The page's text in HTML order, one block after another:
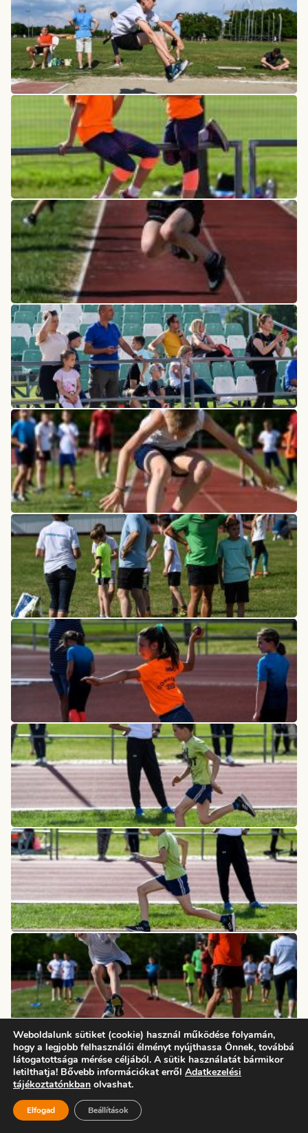
Weboldalunk sütiket (cookie) használ működése folyamán,
hogy a legjobb felhasználói élményt nyújthassa Önnek, továbbá
látogatottsága mérése céljából. A sütik használatát bármikor
letilthatja! Bővebb információkat erről Adatkezelési
tájékoztatónkban olvashat.
Elfogad Beállítások